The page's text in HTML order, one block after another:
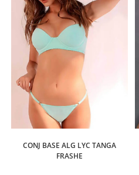
CONJ BASE ALG LYC TANGA
FRASHE